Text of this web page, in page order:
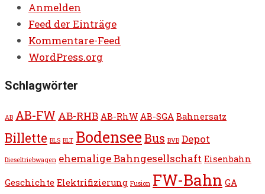
Anmelden
Feed der Einträge
Kommentare-Feed
WordPress.org
Schlagwörter
AB AB-FW AB-RHB AB-RhW AB-SGA Bahnersatz
Billette BLS BLT Bodensee Bus BVB Depot
Dieseltriebwagen ehemalige Bahngesellschaft Eisenbahn
Geschichte Elektrifizierung Fusion FW-Bahn GA